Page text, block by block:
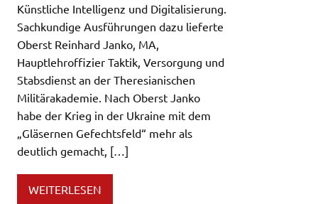
Künstliche Intelligenz und Digitalisierung.
Sachkundige Ausführungen dazu lieferte
Oberst Reinhard Janko, MA,
Hauptlehroffizier Taktik, Versorgung und
Stabsdienst an der Theresianischen
Militärakademie. Nach Oberst Janko
habe der Krieg in der Ukraine mit dem
„Gläsernen Gefechtsfeld“ mehr als
deutlich gemacht, […]
WEITERLESEN